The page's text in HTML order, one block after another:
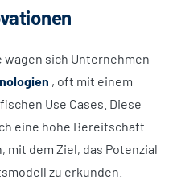
sich Unternehmen
, oft mit einem
Use Cases. Diese
eine hohe Bereitschaft
mit dem Ziel, das Potenzial
zu erkunden.